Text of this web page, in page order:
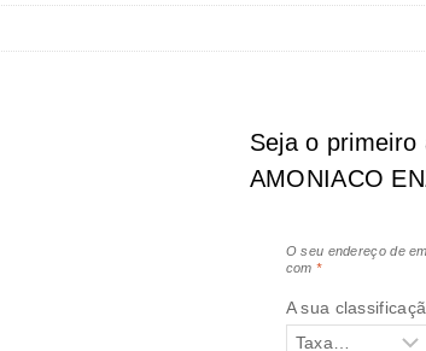
Seja o primeiro
AMONIACO
O seu endereço de
com *
A sua